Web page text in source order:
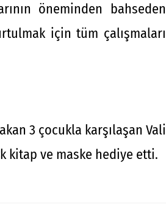
öneminden bahseden
için tüm çalışmaları
3 çocukla karşılaşan Vali
kitap ve maske hediye etti.